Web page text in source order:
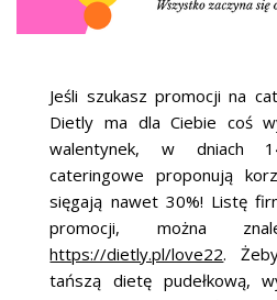
Jeśli szukasz promocji na
Dietly ma dla Ciebie coś
walentynek, w dniach
cateringowe proponują
sięgają nawet 30%! Listę
promocji, można
https://dietly.pl/love22.
tańszą dietę pudełkową,